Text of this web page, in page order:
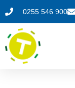
0255 546 900